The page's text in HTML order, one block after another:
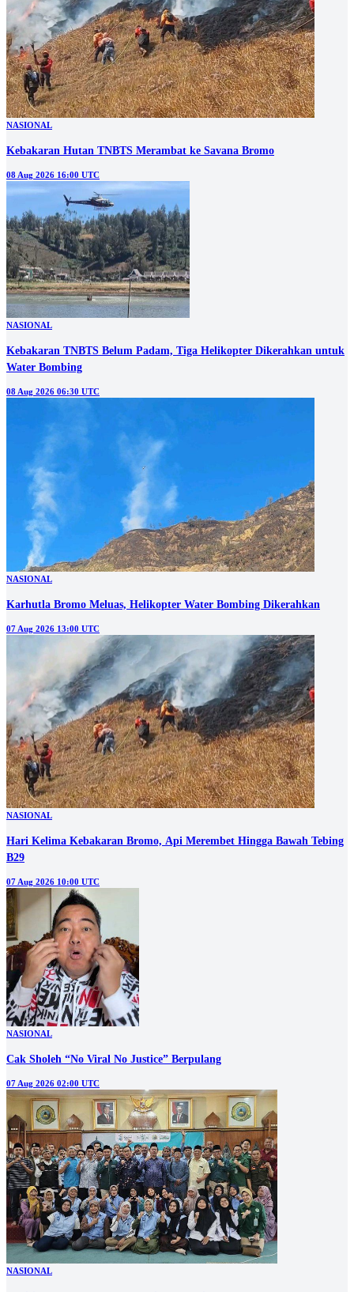
NASIONAL
Kebakaran Hutan TNBTS Merambat ke Savana Bromo
08 Aug 2026 16:00 UTC
NASIONAL
Kebakaran TNBTS Belum Padam, Tiga Helikopter Dikerahkan untuk
Water Bombing
08 Aug 2026 06:30 UTC
NASIONAL
Karhutla Bromo Meluas, Helikopter Water Bombing Dikerahkan
07 Aug 2026 13:00 UTC
NASIONAL
Hari Kelima Kebakaran Bromo, Api Merembet Hingga Bawah Tebing
B29
07 Aug 2026 10:00 UTC
NASIONAL
Cak Sholeh “No Viral No Justice” Berpulang
07 Aug 2026 02:00 UTC
NASIONAL